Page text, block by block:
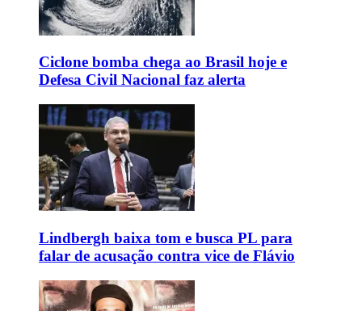
Ciclone bomba chega ao Brasil hoje e
Defesa Civil Nacional faz alerta
Lindbergh baixa tom e busca PL para
falar de acusação contra vice de Flávio